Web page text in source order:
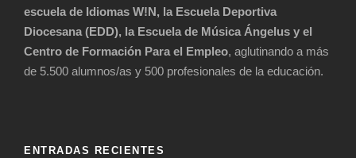
escuela de Idiomas W!N, la Escuela Deportiva
Diocesana (EDD), la Escuela de Música Ángelus y el
Centro de Formación Para el Empleo, aglutinando a más
de 5.500 alumnos/as y 500 profesionales de la educación.
ENTRADAS RECIENTES